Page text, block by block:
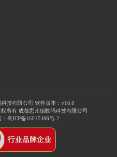
技有限公司
软件版本：v16.0
所有 成都思比德数码科技有限公司
蜀ICP备16015486号-2